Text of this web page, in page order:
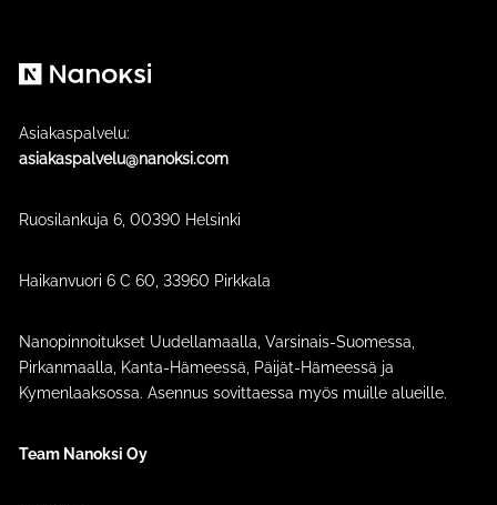
Asiakaspalvelu:
asiakaspalvelu@nanoksi.com
Ruosilankuja 6, 00390 Helsinki
Haikanvuori 6 C 60​, 33960 Pirkkala
Nanopinnoitukset Uudellamaalla, Varsinais-Suomessa,
Pirkanmaalla, Kanta-Hämeessä, Päijät-Hämeessä ja
Kymenlaaksossa. Asennus sovittaessa myös muille alueille.
Team Nanoksi Oy